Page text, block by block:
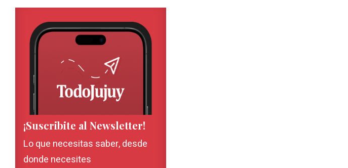
¡Suscribite al Newsletter!
Lo que necesitas saber, desde
donde necesites